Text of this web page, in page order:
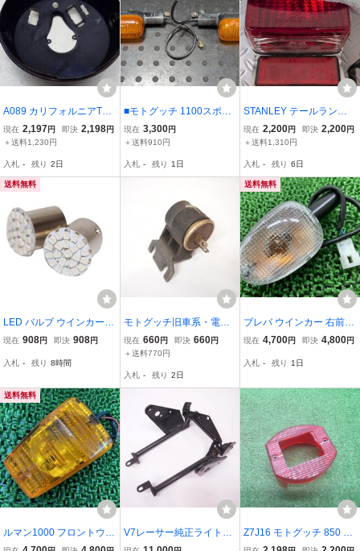
A089 カリフォルニアT3
ヘッドライトケース MO
TOGUZZI モトグッチ 850
現在 2,197円 即決 2,198円
＋送料1,230円
入札 - 残り 2日
■モトグッチ 1100スポル
ト 純正 リアウインカー
キャブ車 前期型 [R07081
現在 3,300円
＋送料910円
入札 - 残り 1日
STANLEY テールランプ S
R400 RH16J E4 39936,
E2 PR0502 赤
現在 2,200円 即決 2,200円
＋送料1,310円
入札 - 残り 6日
送料無料
LED バルブ ウインカー 1
2V ★2X-0001 45604549
現在 908円 即決 908円
入札 - 残り 8時間
モトグッチ旧車系・電装
品/イモラ記載ありリレー
かな
現在 660円 即決 660円
＋送料770円
入札 - 残り 2日
送料無料
ブレバ ウインカー 右前/
左後 4291 モトグッチ 純
A750 修復素材やペイント
Genuine
現在 4,700円 即決 4,800円
入札 - 残り 1日
送料無料
ルマン1000 フロントウイ
ンカー 片側 41125/4270
V7レーサー純正ライトス
テー 割れ無し歪み補修
Z7J16 モトグッチ 850 T3
テールランプ リフレクタ